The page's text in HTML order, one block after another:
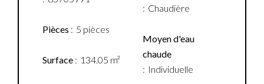
Pièces 5 pièces
Surface 134.05 m²
Chaudière
Moyen d'eau
chaude
Individuelle